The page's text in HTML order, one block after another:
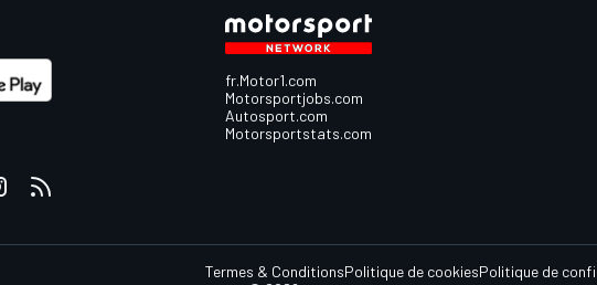
fr.Motor1.com
Motorsportjobs.com
Autosport.com
Motorsportstats.com
Termes & ConditionsPolitique de cookiesPolitique de